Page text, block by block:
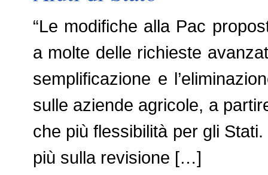
“Le modifiche alla Pac
a molte delle richieste
semplificazione e
sulle aziende agricole, a
che più flessibilità per gli
più sulla revisione […]